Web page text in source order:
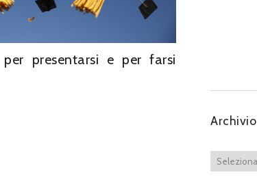
presentarsi e per farsi
Archivio